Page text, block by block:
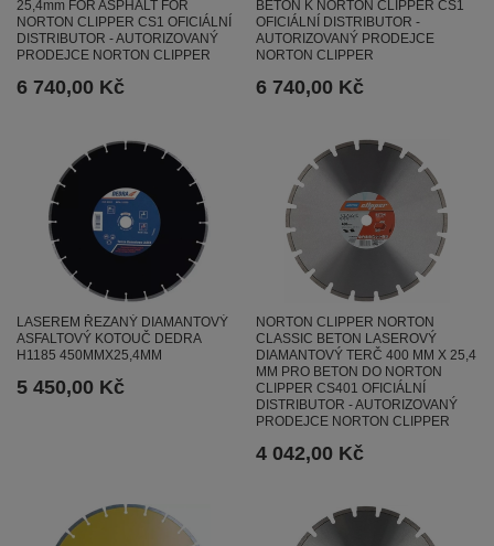
25,4mm FOR ASPHALT FOR
NORTON CLIPPER CS1 OFICIÁLNÍ
DISTRIBUTOR - AUTORIZOVANÝ
PRODEJCE NORTON CLIPPER
6 740,00 Kč
BETON K NORTON CLIPPER CS1
OFICIÁLNÍ DISTRIBUTOR -
AUTORIZOVANÝ PRODEJCE
NORTON CLIPPER
6 740,00 Kč
LASEREM ŘEZANÝ DIAMANTOVÝ
ASFALTOVÝ KOTOUČ DEDRA
H1185 450MMX25,4MM
5 450,00 Kč
NORTON CLIPPER NORTON
CLASSIC BETON LASEROVÝ
DIAMANTOVÝ TERČ 400 MM X 25,4
MM PRO BETON DO NORTON
CLIPPER CS401 OFICIÁLNÍ
DISTRIBUTOR - AUTORIZOVANÝ
PRODEJCE NORTON CLIPPER
4 042,00 Kč